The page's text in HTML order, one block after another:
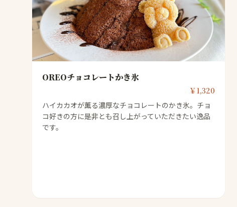
OREOチョコレートかき氷
￥1,320
ハイカカオが薫る濃厚なチョコレートのかき氷。チョ
コ好きの方に是非とも召し上がっていただきたい逸品
です。